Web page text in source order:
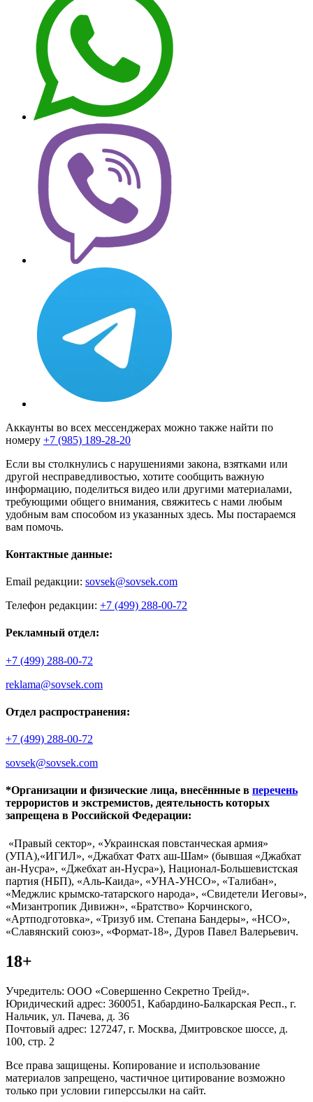
Аккаунты во всех мессенджерах можно также найти по
номеру +7 (985) 189-28-20
Если вы столкнулись с нарушениями закона, взятками или
другой несправедливостью, хотите сообщить важную
информацию, поделиться видео или другими материалами,
требующими общего внимания, свяжитесь с нами любым
удобным вам способом из указанных здесь. Мы постараемся
вам помочь.
Контактные данные:
Email редакции: sovsek@sovsek.com
Телефон редакции: +7 (499) 288-00-72
Рекламный отдел:
+7 (499) 288-00-72
reklama@sovsek.com
Отдел распространения:
+7 (499) 288-00-72
sovsek@sovsek.com
*Организации и физические лица, внесённные в перечень
террористов и экстремистов, деятельность которых
запрещена в Российской Федерации:
«Правый сектор», «Украинская повстанческая армия»
(УПА),«ИГИЛ», «Джабхат Фатх аш-Шам» (бывшая «Джабхат
ан-Нусра», «Джебхат ан-Нусра»), Национал-Большевистская
партия (НБП), «Аль-Каида», «УНА-УНСО», «Талибан»,
«Меджлис крымско-татарского народа», «Свидетели Иеговы»,
«Мизантропик Дивижн», «Братство» Корчинского,
«Артподготовка», «Тризуб им. Степана Бандеры», «НСО»,
«Славянский союз», «Формат-18», Дуров Павел Валерьевич.
18+
Учредитель: ООО «Совершенно Секретно Трейд».
Юридический адрес: 360051, Кабардино-Балкарская Респ., г.
Нальчик, ул. Пачева, д. 36
Почтовый адрес: 127247, г. Москва, Дмитровское шоссе, д.
100, стр. 2
Все права защищены. Копирование и использование
материалов запрещено, частичное цитирование возможно
только при условии гиперссылки на сайт.